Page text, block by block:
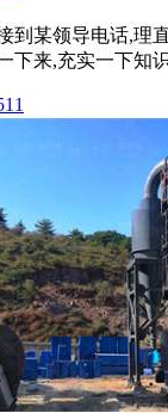
到某领导电话,理
下来,充实一下知